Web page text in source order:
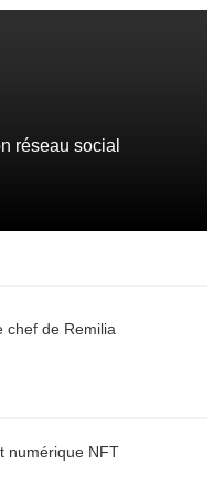
réseau social
chef de Remilia
numérique NFT